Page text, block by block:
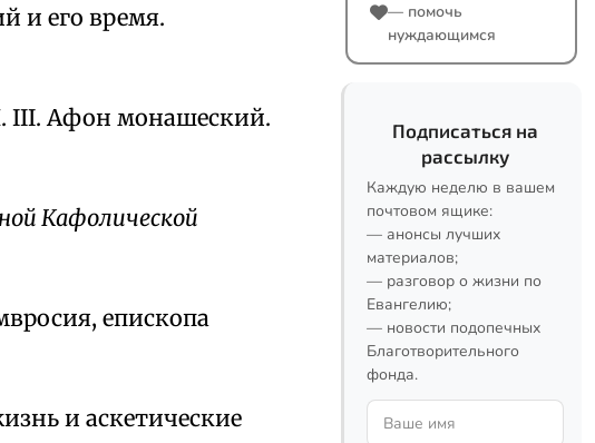
и его время.
III. Афон монашеский.
Кафолической
епископа
и аскетические
— помочь
нуждающимся
Подписаться на
рассылку
Каждую неделю в вашем
почтовом ящике:
— анонсы лучших
материалов;
— разговор о жизни по
Евангелию;
— новости подопечных
Благотворительного
фонда.